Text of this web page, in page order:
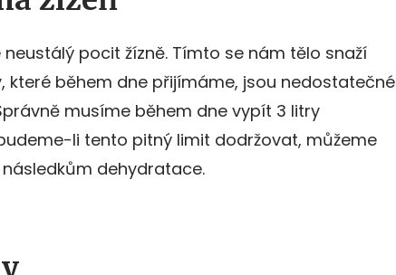
pocit žízně. Tímto se nám tělo snaží
které během dne přijímáme, jsou nedostatečné
musíme během dne vypít 3 litry
li tento pitný limit dodržovat, můžeme
dehydratace.